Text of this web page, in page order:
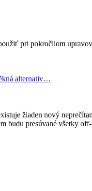
pri pokročilom
alternativ…
budu presúvané všetky